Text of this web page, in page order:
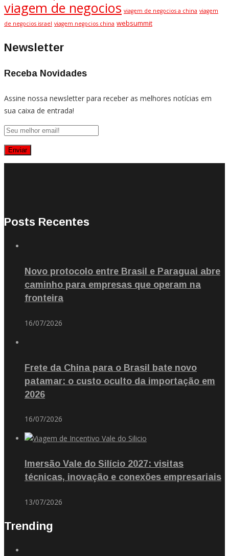
viagem de negocios viagem de negocios a china viagem
de negocios israel viagem negocios china websummit
Newsletter
Receba Novidades
Assine nossa newsletter para receber as melhores notícias em
sua caixa de entrada!
Posts Recentes
Novo protocolo entre Brasil e Paraguai abre
caminho para empresas que operam na
fronteira
16/07/2026
Frete da China para o Brasil bate novo
patamar: o custo oculto da importação em
2026
16/07/2026
Imersão Vale do Silício 2027: visitas
técnicas, inovação e conexões empresariais
13/07/2026
Trending